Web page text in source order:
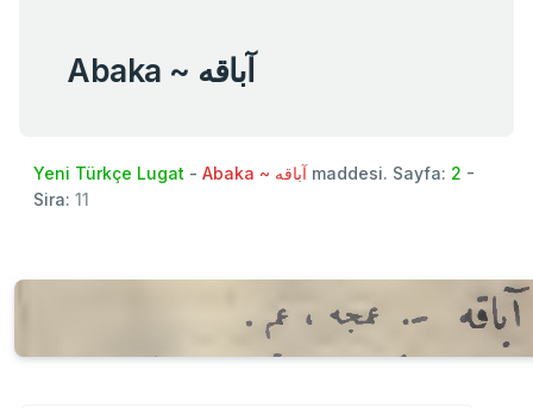
Abaka ~ آباقه
Yeni Türkçe Lugat - Abaka ~ آباقه maddesi. Sayfa: 2 -
Sira: 11